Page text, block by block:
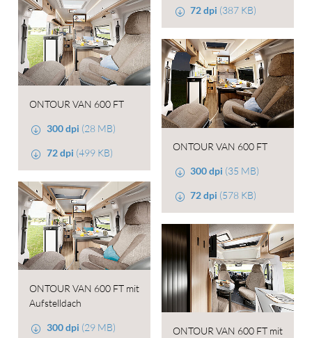
72 dpi (387 KB)
ONTOUR VAN 600 FT
300 dpi (28 MB)
72 dpi (499 KB)
ONTOUR VAN 600 FT
300 dpi (35 MB)
72 dpi (578 KB)
ONTOUR VAN 600 FT mit
Aufstelldach
300 dpi (29 MB)
ONTOUR VAN 600 FT mit